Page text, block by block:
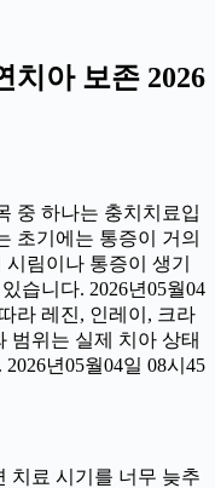
치아 보존 2026
중 하나는 충치치료입
초기에는 통증이 거의
림이나 통증이 생기
습니다. 2026년05월04
라 레진, 인레이, 크라
범위는 실제 치아 상태
년05월04일 08시45
치료 시기를 너무 늦추